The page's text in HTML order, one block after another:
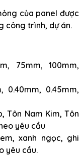
của panel được
công trình, dự án.
75mm, 100mm,
0.45mm,
Tôn Nam Kim, Tôn
yêu cầu
xanh ngọc, ghi
yêu cầu.